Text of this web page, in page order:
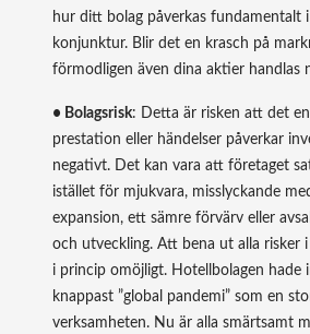
hur ditt bolag påverkas fundamentalt
konjunktur. Blir det en krasch på
förmodligen även dina aktier handlas
• Bolagsrisk: Detta är risken att det
prestation eller händelser påverkar
negativt. Det kan vara att företaget
istället för mjukvara, misslyckande
expansion, ett sämre förvärv eller
och utveckling. Att bena ut alla risker
i princip omöjligt. Hotellbolagen hade
knappast ”global pandemi” som en
verksamheten. Nu är alla smärtsamt